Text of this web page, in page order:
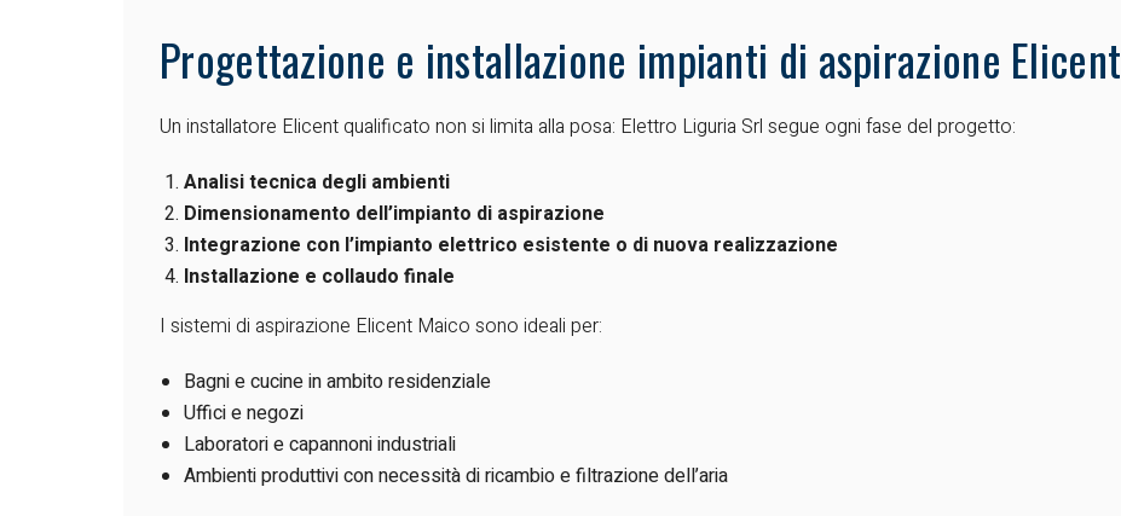
Progettazione e installazione impianti di aspirazione Elicent
Un installatore Elicent qualificato non si limita alla posa: Elettro Liguria Srl segue ogni fase del progetto:
Analisi tecnica degli ambienti
Dimensionamento dell’impianto di aspirazione
Integrazione con l’impianto elettrico esistente o di nuova realizzazione
Installazione e collaudo finale
I sistemi di aspirazione Elicent Maico sono ideali per:
Bagni e cucine in ambito residenziale
Uffici e negozi
Laboratori e capannoni industriali
Ambienti produttivi con necessità di ricambio e filtrazione dell’aria